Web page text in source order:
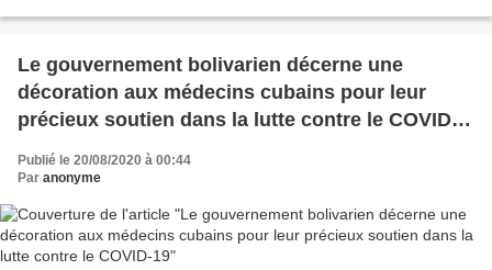
Le gouvernement bolivarien décerne une
décoration aux médecins cubains pour leur
précieux soutien dans la lutte contre le COVID-
Publié le 20/08/2020 à 00:44
Par anonyme